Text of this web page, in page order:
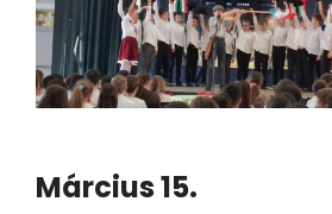
Március 15.